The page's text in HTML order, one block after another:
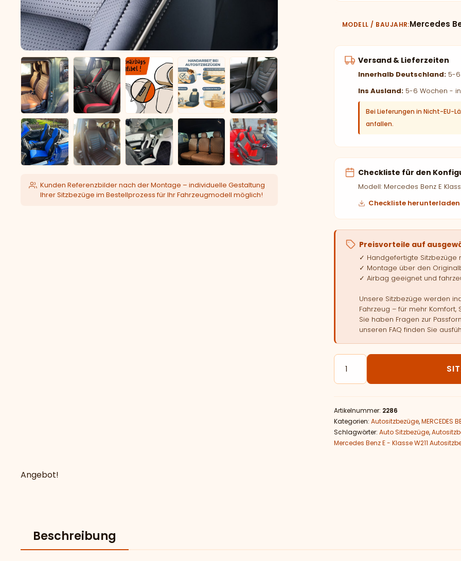
Angebot!
Kunden Referenzbilder nach der Montage – individuelle Gestaltung
Ihrer Sitzbezüge im Bestellprozess für Ihr Fahrzeugmodell möglich!
MODELL / BAUJAHR Mercedes
Versand & Lieferzeiten
Innerhalb Deutschland:5-6
Ins Ausland:5-6 Wochen -
Bei Lieferungen in Nicht-EU-
anfallen.
Checkliste für den
Modell: Mercedes Benz E
Checkliste herunterladen
Preisvorteile auf
✓ Handgefertigte Sitzbezüge
✓ Montage über den
✓ Airbag geeignet und
Unsere Sitzbezüge werden
Fahrzeug – für mehr
Sie haben Fragen zur
unseren FAQ finden Sie
Autositzbezüge passend für
Artikelnummer: 2286
Kategorien: Autositzbezüge,MERCEDES
Schlagwörter: Auto Sitzbezüge,
Mercedes Benz E - Klasse W211
Beschreibung